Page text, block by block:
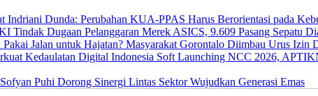
Indriani Dunda: Perubahan KUA-PPAS Harus Berorientasi pada
Tindak Dugaan Pelanggaran Merek ASICS, 9.609 Pasang Sepatu
Pakai Jalan untuk Hajatan? Masyarakat Gorontalo Diimbau Urus Izin
Soft Launching NCC 2026,
Puhi Dorong Sinergi Lintas Sektor Wujudkan Generasi Emas